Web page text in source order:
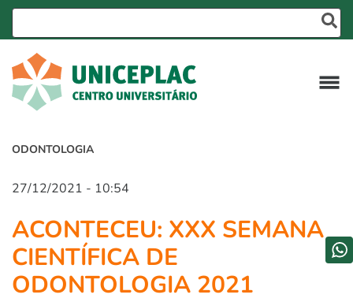
ODONTOLOGIA
27/12/2021 - 10:54
ACONTECEU: XXX SEMANA
CIENTÍFICA DE
ODONTOLOGIA 2021